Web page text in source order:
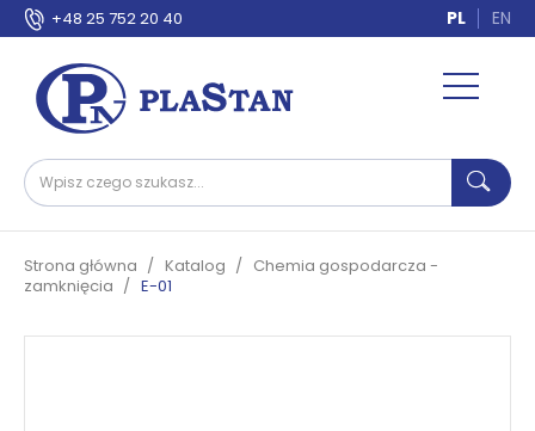
+48 25 752 20 40 PL EN
Strona główna Katalog
Chemia gospodarcza -
zamknięcia
E-01